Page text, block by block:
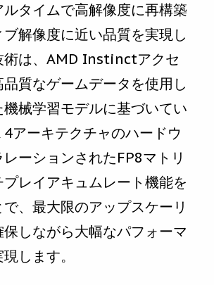
タイムで高解像度に再構築
ブ解像度に近い品質を実現し
術は、AMD Instinctアクセ
質なゲームデータを使用し
械学習モデルに基づいてい
4アーキテクチャのハードウ
ーションされたFP8マトリ
プレイアキュムレート機能を
、最大限のアップスケーリ
しながら大幅なパフォーマ
します。